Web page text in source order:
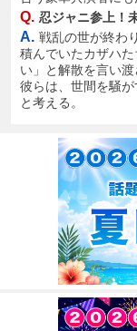
Q. 忍ジャニ参上！
A. 戦乱の世が終わ
積んでいたカザハ
い」と解散を言い
彼らは、世間を騒
と考える。